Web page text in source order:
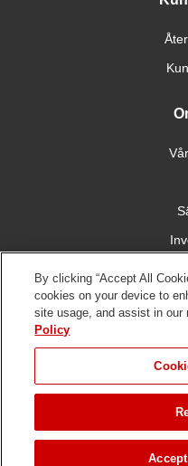
GÅ TILL
Få
Användarvillkor
2026 The Toro
By clicking “Accept All
cookies on your device to
site usage, and assist in our
Policy